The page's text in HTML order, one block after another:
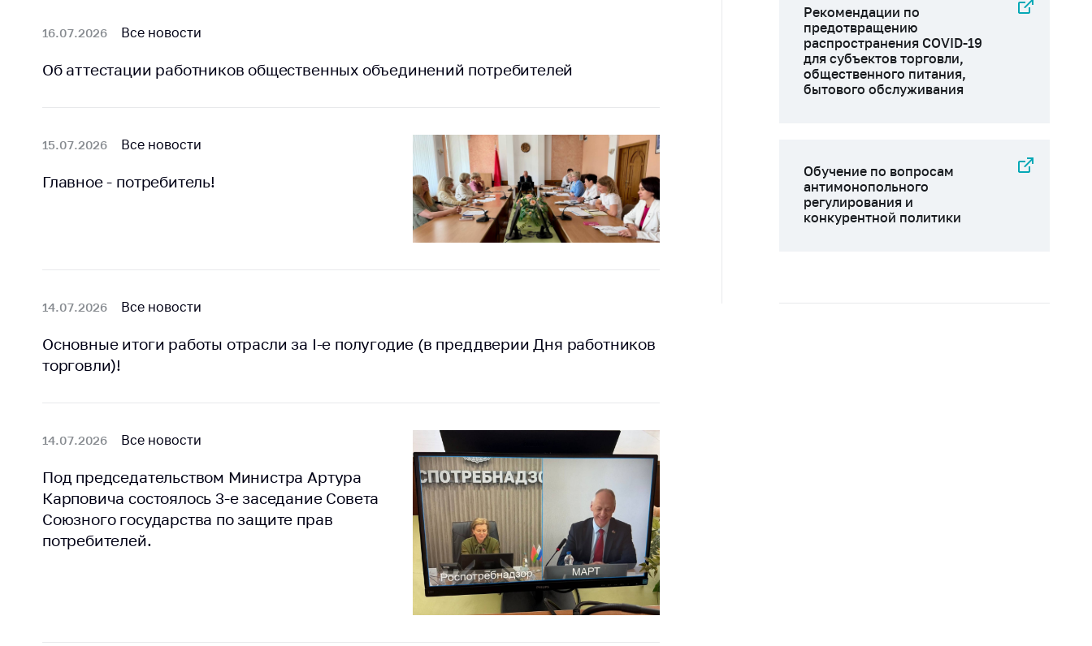
Применение мер
нетарифного
регулирования
деятельность в
Республике
Беларусь
проектов
условий ведения
Рекомендации по
предотвращению
распространения
питания, бытового
обслуживания
регулирования и
конкурентной
политики
16.07.2026 Все новости
Об аттестации работников общественных объединений потребителей
15.07.2026 Все новости
Главное - потребитель!
14.07.2026 Все новости
Основные итоги работы отрасли за I-е полугодие (в преддверии Дня работников
торговли)!
14.07.2026 Все новости
Под председательством Министра Артура
Карповича состоялось 3-е заседание Совета
Союзного государства по защите прав
потребителей.
Рекомендации по
предотвращению
распространения COVID-19
для субъектов торговли,
общественного питания,
бытового обслуживания
Обучение по вопросам
антимонопольного
регулирования и
конкурентной политики